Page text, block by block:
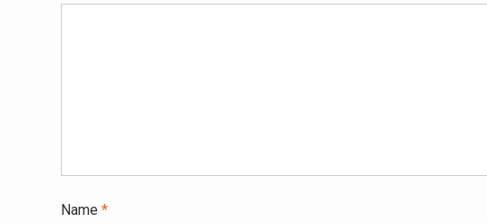
Name *